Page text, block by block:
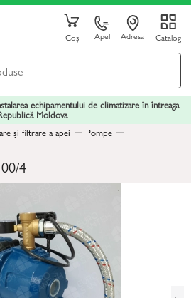
Coș Apel Adresa Catalog
echipamentului de climatizare în întreaga
Moldova
și filtrare a apei Pompe
4